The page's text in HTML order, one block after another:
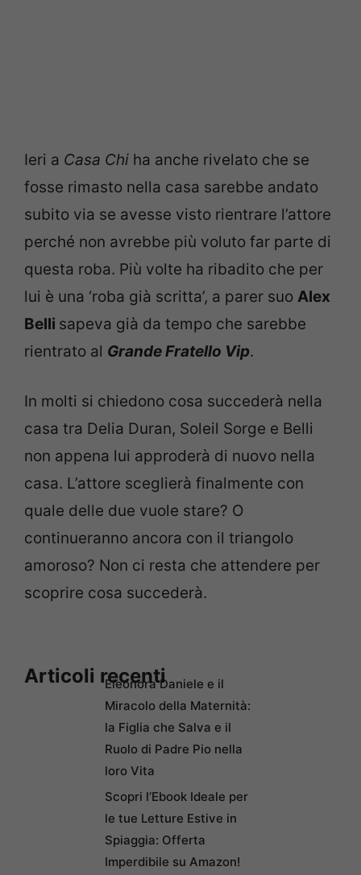
Ieri a Casa Chi ha anche rivelato che se
fosse rimasto nella casa sarebbe andato
subito via se avesse visto rientrare l’attore
perché non avrebbe più voluto far parte di
questa roba. Più volte ha ribadito che per
lui è una ‘roba già scritta’, a parer suo Alex
Belli sapeva già da tempo che sarebbe
rientrato al Grande Fratello Vip.
In molti si chiedono cosa succederà nella
casa tra Delia Duran, Soleil Sorge e Belli
non appena lui approderà di nuovo nella
casa. L’attore sceglierà finalmente con
quale delle due vuole stare? O
continueranno ancora con il triangolo
amoroso? Non ci resta che attendere per
scoprire cosa succederà.
Articoli recentiEleonora Daniele e il
Miracolo della Maternità:
la Figlia che Salva e il
Ruolo di Padre Pio nella
loro Vita
Scopri l’Ebook Ideale per
le tue Letture Estive in
Spiaggia: Offerta
Imperdibile su Amazon!